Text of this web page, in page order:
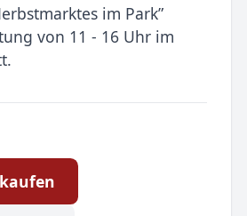
im Park”
von 11 - 16 Uhr im